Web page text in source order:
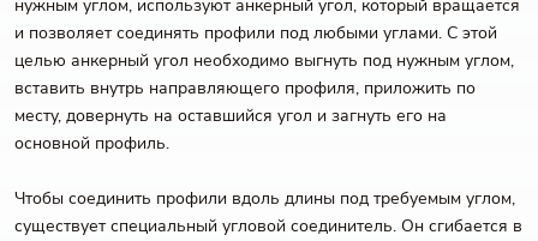
нужным углом, используют анкерный угол, который вращается
и позволяет соединять профили под любыми углами. С этой
целью анкерный угол необходимо выгнуть под нужным углом,
вставить внутрь направляющего профиля, приложить по
месту, довернуть на оставшийся угол и загнуть его на
основной профиль.
Чтобы соединить профили вдоль длины под требуемым углом,
существует специальный угловой соединитель. Он сгибается в